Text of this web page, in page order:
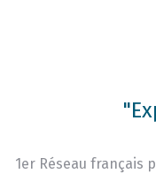
1er Réseau français